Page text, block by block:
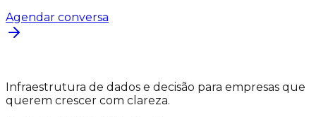
Agendar conversa
Infraestrutura de dados e decisão para empresas que
querem crescer com clareza.